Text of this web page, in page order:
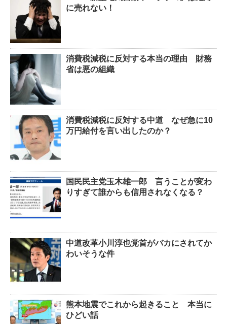
に売れない！
消費税減税に反対する本当の理由 財務
省は悪の組織
消費税減税に反対する中道 なぜ急に10
万円給付を言い出したのか？
国民民主党玉木雄一郎 言うことが変わ
りすぎて誰からも信用されなくなる？
中道改革小川淳也党首がバカにされてか
わいそうな件
熊本地震でこれから起きること 本当に
ひどい話